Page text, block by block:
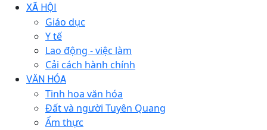
XÃ HỘI
Giáo dục
Y tế
Lao động - việc làm
Cải cách hành chính
VĂN HÓA
Tinh hoa văn hóa
Đất và người Tuyên Quang
Ẩm thực